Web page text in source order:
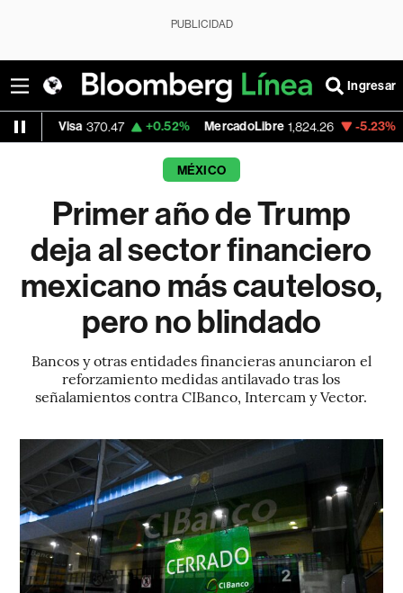
PUBLICIDAD
Ingresar
370.47 +0.52% MercadoLibre 1,824.26 -5.23% Banco
MÉXICO
Primer año de Trump
deja al sector financiero
mexicano más cauteloso,
pero no blindado
Bancos y otras entidades financieras anunciaron el
reforzamiento medidas antilavado tras los
señalamientos contra CIBanco, Intercam y Vector.